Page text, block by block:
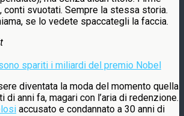
conti svuotati. Sempre la stessa storia.
se lo vedete spaccategli la faccia.
spariti i miliardi del premio Nobel
diventata la moda del momento quella
anni fa, magari con l’aria di redenzione.
accusato e condannato a 30 anni di